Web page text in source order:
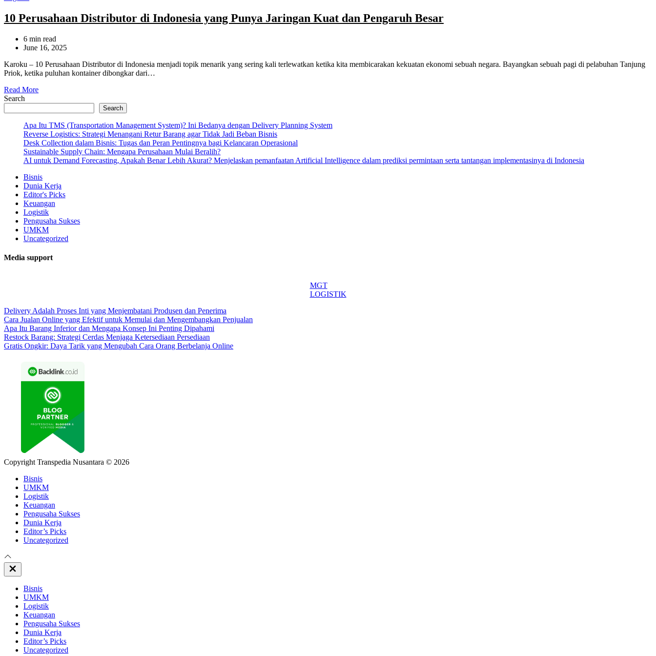
10 Perusahaan Distributor di Indonesia yang Punya Jaringan Kuat dan Pengaruh Besar
Estimated
read
6 min read
June 16, 2025
Karoku – 10 Perusahaan Distributor di Indonesia menjadi topik menarik yang sering kali terlewatkan ketika kita membicarakan kekuatan ekonomi sebuah negara. Bayangkan sebuah pagi di pelabuhan Tanjung
Priok, ketika puluhan kontainer dibongkar dari…
Read More
Search
Search
Apa Itu TMS (Transportation Management System)? Ini Bedanya dengan Delivery Planning System
Reverse Logistics: Strategi Menangani Retur Barang agar Tidak Jadi Beban Bisnis
Desk Collection dalam Bisnis: Tugas dan Peran Pentingnya bagi Kelancaran Operasional
Sustainable Supply Chain: Mengapa Perusahaan Mulai Beralih?
AI untuk Demand Forecasting, Apakah Benar Lebih Akurat? Menjelaskan pemanfaatan Artificial Intelligence dalam prediksi permintaan serta tantangan implementasinya di Indonesia
Bisnis
Dunia Kerja
Editor's Picks
Keuangan
Logistik
Pengusaha Sukses
UMKM
Uncategorized
Media support
MGT
LOGISTIK
Delivery Adalah Proses Inti yang Menjembatani Produsen dan Penerima
Cara Jualan Online yang Efektif untuk Memulai dan Mengembangkan Penjualan
Apa Itu Barang Inferior dan Mengapa Konsep Ini Penting Dipahami
Restock Barang: Strategi Cerdas Menjaga Ketersediaan Persediaan
Gratis Ongkir: Daya Tarik yang Mengubah Cara Orang Berbelanja Online
Copyright Transpedia Nusantara © 2026
Bisnis
UMKM
Logistik
Keuangan
Pengusaha Sukses
Dunia Kerja
Editor’s Picks
Uncategorized
Close
Off
Bisnis
UMKM
Logistik
Keuangan
Pengusaha Sukses
Dunia Kerja
Editor’s Picks
Uncategorized